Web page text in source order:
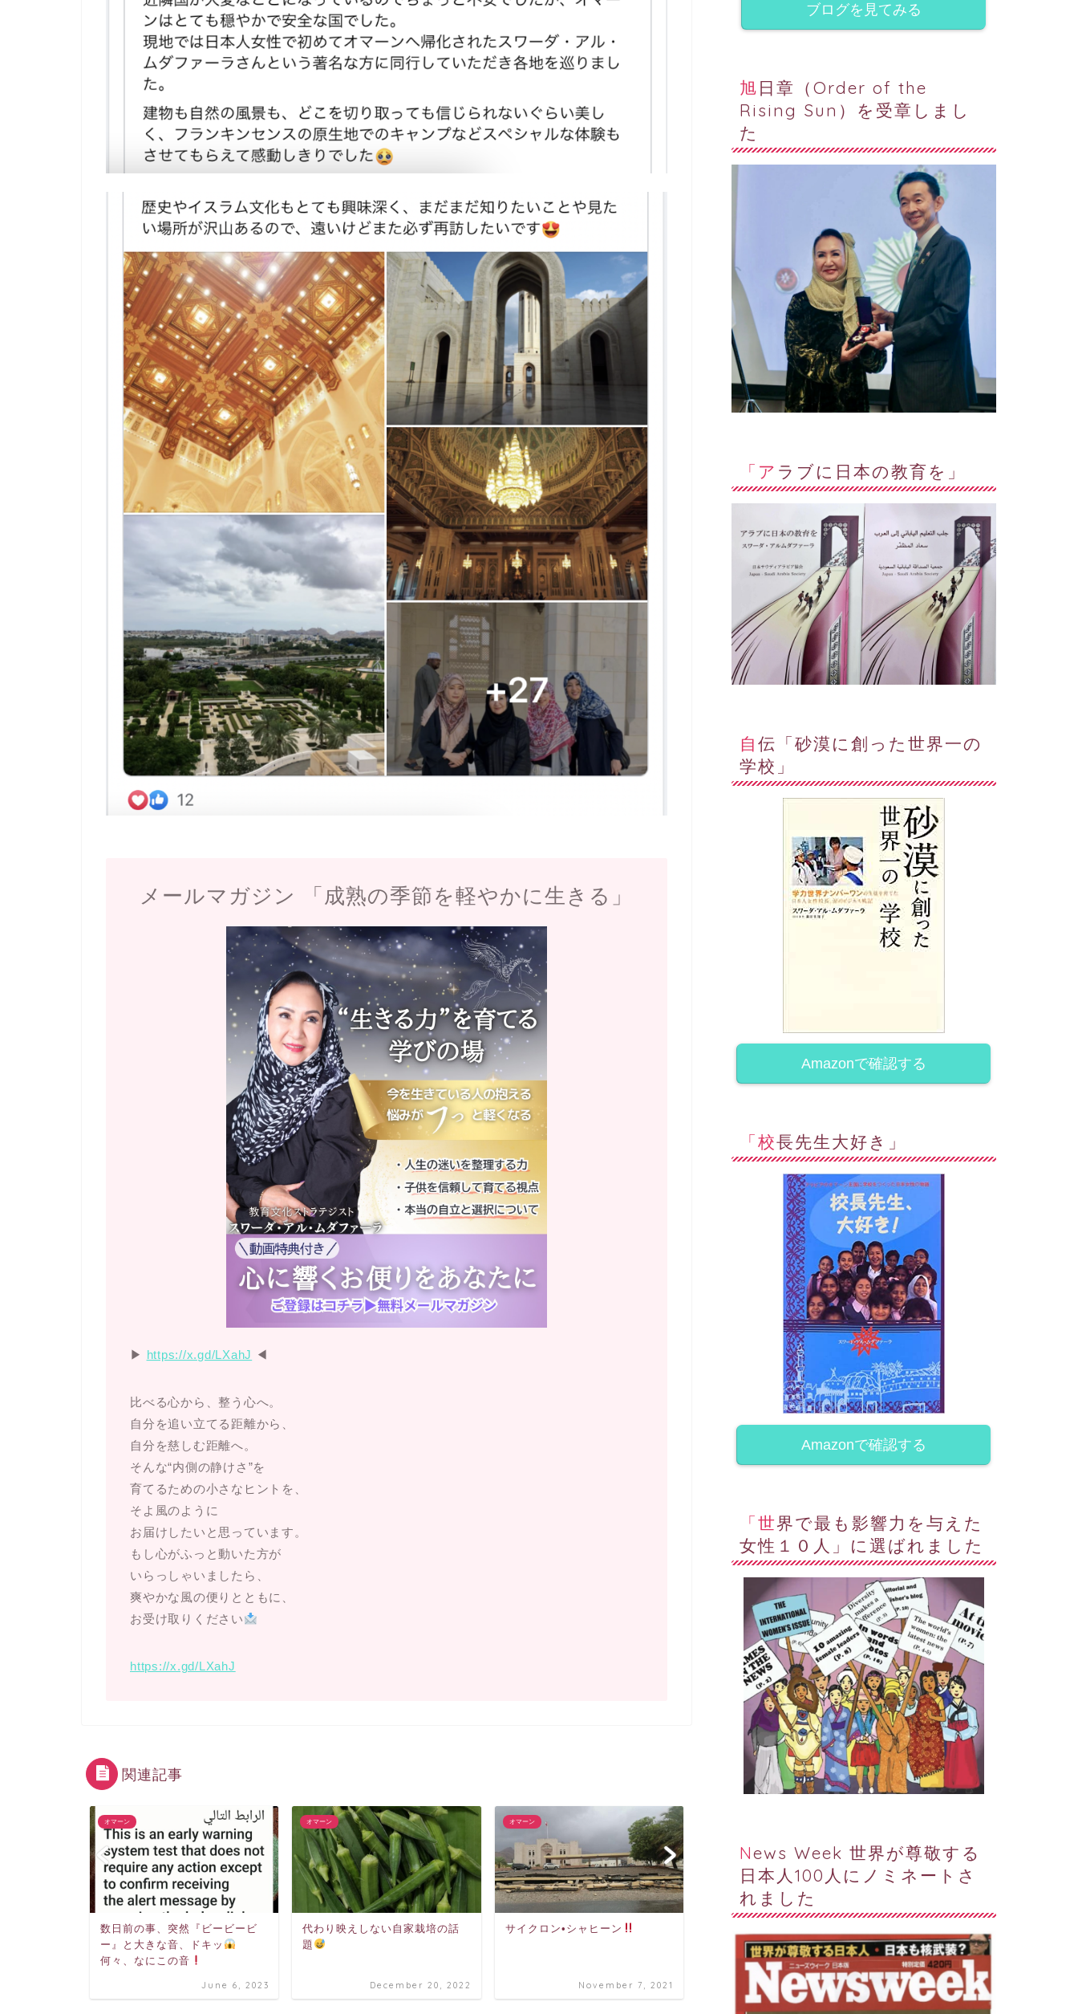
メールマガジン 「成熟の季節を軽やかに生きる」
▶︎ https://x.gd/LXahJ ◀︎
比べる心から、整う心へ。
自分を追い立てる距離から、
自分を慈しむ距離へ。
そんな“内側の静けさ”を
育てるための小さなヒントを、
そよ風のように
お届けしたいと思っています。
もし心がふっと動いた方が
いらっしゃいましたら、
爽やかな風の便りとともに、
お受け取りください
https://x.gd/LXahJ
関連記事
オマーン
数日前の事、突然『ビービービ
ー』と大きな音、ドキッ
何々、なにこの音
June 6, 2023
オマーン
代わり映えしない自家栽培の話
題
December 20, 2022
オマーン
サイクロン•シャヒーン
November 7, 2021
ー』と大きな音、ドキッ
何々、なにこの音
June 6, 2023
題
December 20, 2022
ブログを見てみる
旭日章（Order of the
Rising Sun）を受章しまし
た
「アラブに日本の教育を」
自伝「砂漠に創った世界一の
学校」
Amazonで確認する
「校長先生大好き」
Amazonで確認する
「世界で最も影響力を与えた
女性１０人」に選ばれました
News Week 世界が尊敬する
日本人100人にノミネートさ
れました